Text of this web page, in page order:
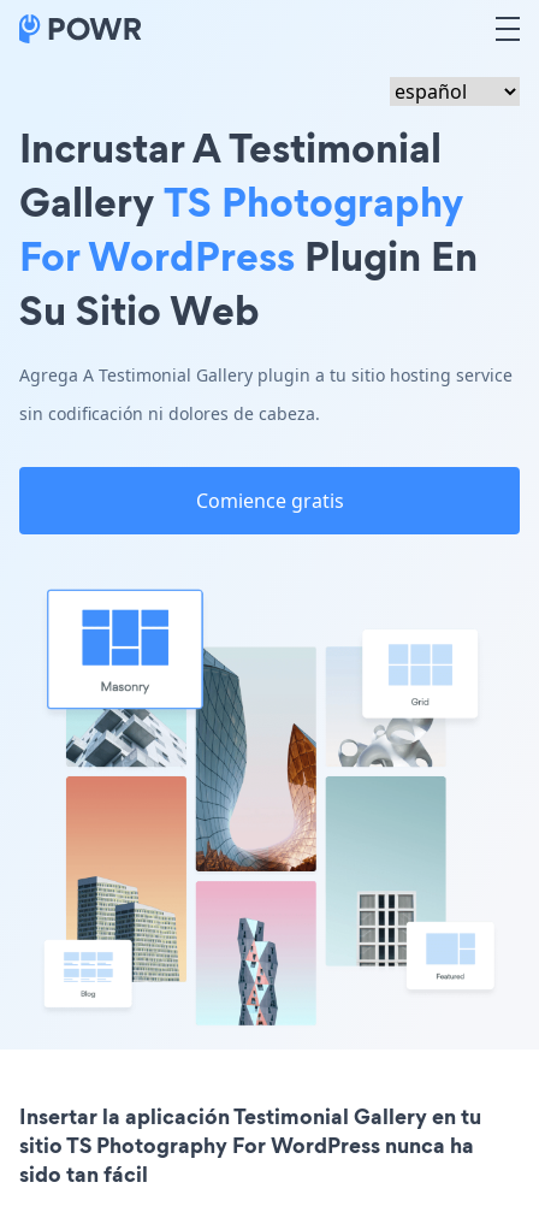
Incrustar A Testimonial
GalleryTS Photography
For WordPress Plugin En
Su Sitio Web
Agrega A Testimonial Gallery plugin a tu sitio hosting service
sin codificación ni dolores de cabeza.
Comience gratis
Insertar la aplicación Testimonial Gallery en tu
sitio TS Photography For WordPress nunca ha
sido tan fácil